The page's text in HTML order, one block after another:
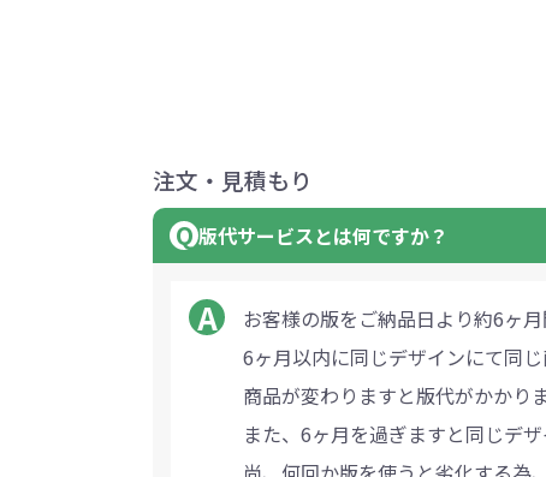
注文・見積もり
版代サービスとは何ですか？
お客様の版をご納品日より約6ヶ月
6ヶ月以内に同じデザインにて同
商品が変わりますと版代がかかりま
また、6ヶ月を過ぎますと同じデ